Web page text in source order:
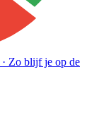
· Zo blijf je op de